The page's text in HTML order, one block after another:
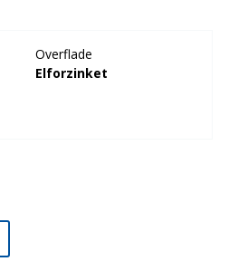
Overflade
Elforzinket